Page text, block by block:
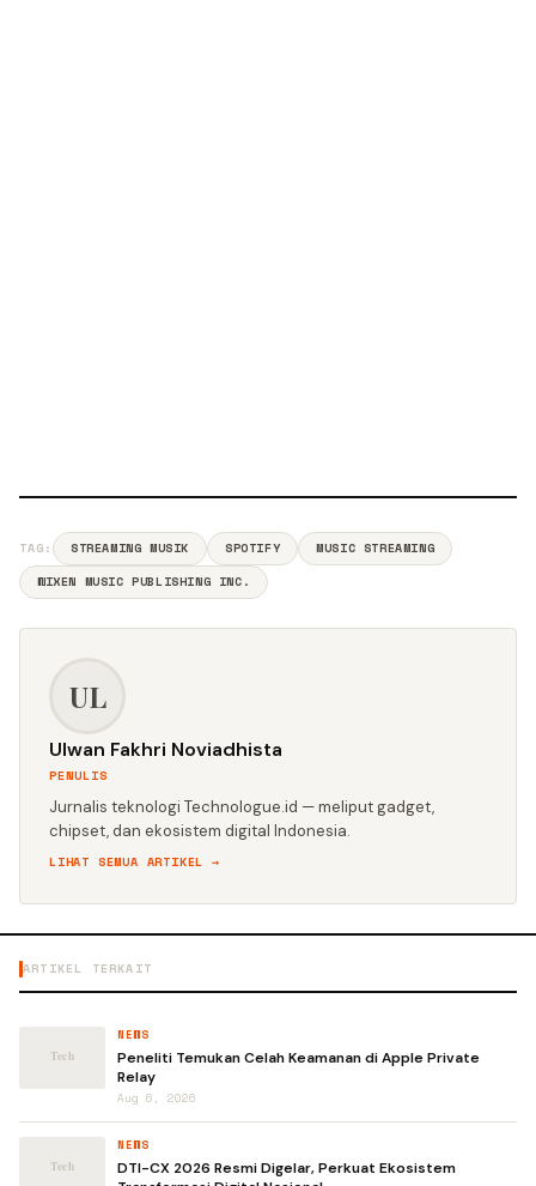
TAG: STREAMING MUSIK SPOTIFY
MUSIC STREAMING
WIXEN MUSIC PUBLISHING INC.
UL
Ulwan Fakhri Noviadhista
PENULIS
Jurnalis teknologi Technologue.id — meliput gadget,
chipset, dan ekosistem digital Indonesia.
LIHAT SEMUA ARTIKEL →
ARTIKEL TERKAIT
NEWS
Peneliti Temukan Celah Keamanan di Apple Private
Relay
Aug 6, 2026
NEWS
DTI-CX 2026 Resmi Digelar, Perkuat Ekosistem